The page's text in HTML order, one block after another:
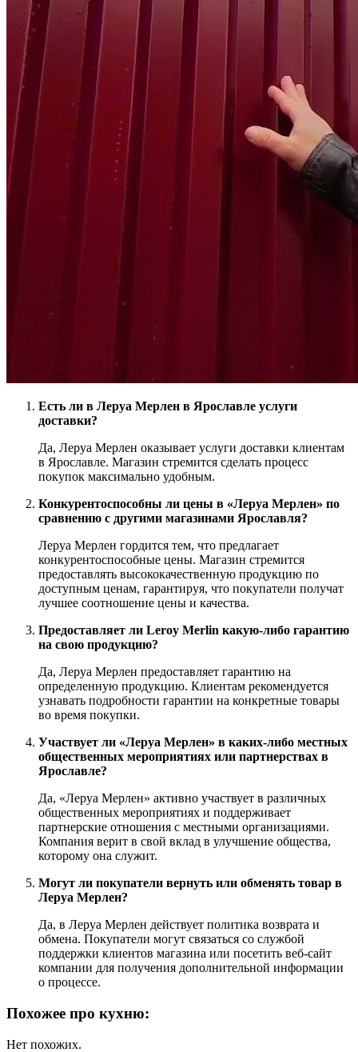
Есть ли в Леруа Мерлен в Ярославле услуги
доставки?
Да, Леруа Мерлен оказывает услуги доставки клиентам
в Ярославле. Магазин стремится сделать процесс
покупок максимально удобным.
Конкурентоспособны ли цены в «Леруа Мерлен» по
сравнению с другими магазинами Ярославля?
Леруа Мерлен гордится тем, что предлагает
конкурентоспособные цены. Магазин стремится
предоставлять высококачественную продукцию по
доступным ценам, гарантируя, что покупатели получат
лучшее соотношение цены и качества.
Предоставляет ли Leroy Merlin какую-либо гарантию
на свою продукцию?
Да, Леруа Мерлен предоставляет гарантию на
определенную продукцию. Клиентам рекомендуется
узнавать подробности гарантии на конкретные товары
во время покупки.
Участвует ли «Леруа Мерлен» в каких-либо местных
общественных мероприятиях или партнерствах в
Ярославле?
Да, «Леруа Мерлен» активно участвует в различных
общественных мероприятиях и поддерживает
партнерские отношения с местными организациями.
Компания верит в свой вклад в улучшение общества,
которому она служит.
Могут ли покупатели вернуть или обменять товар в
Леруа Мерлен?
Да, в Леруа Мерлен действует политика возврата и
обмена. Покупатели могут связаться со службой
поддержки клиентов магазина или посетить веб-сайт
компании для получения дополнительной информации
о процессе.
Похожее про кухню:
Нет похожих.